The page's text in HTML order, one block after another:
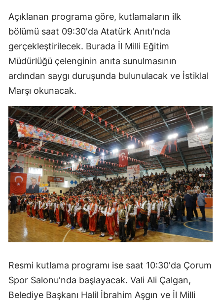
Erzurum
Eskişehir
Giresun
Gümüşhane
Hakkari
Hatay
Isparta
Mersin
İstanbul
Kars
Kastamonu
Açıklanan programa göre, kutlamaların ilk
bölümü saat 09:30'da Atatürk Anıtı'nda
gerçekleştirilecek. Burada İl Milli Eğitim
Müdürlüğü çelenginin anıta sunulmasının
ardından saygı duruşunda bulunulacak ve İstiklal
Marşı okunacak.
Resmi kutlama programı ise saat 10:30'da Çorum
Spor Salonu'nda başlayacak. Vali Ali Çalgan,
Belediye Başkanı Halil İbrahim Aşgın ve İl Milli